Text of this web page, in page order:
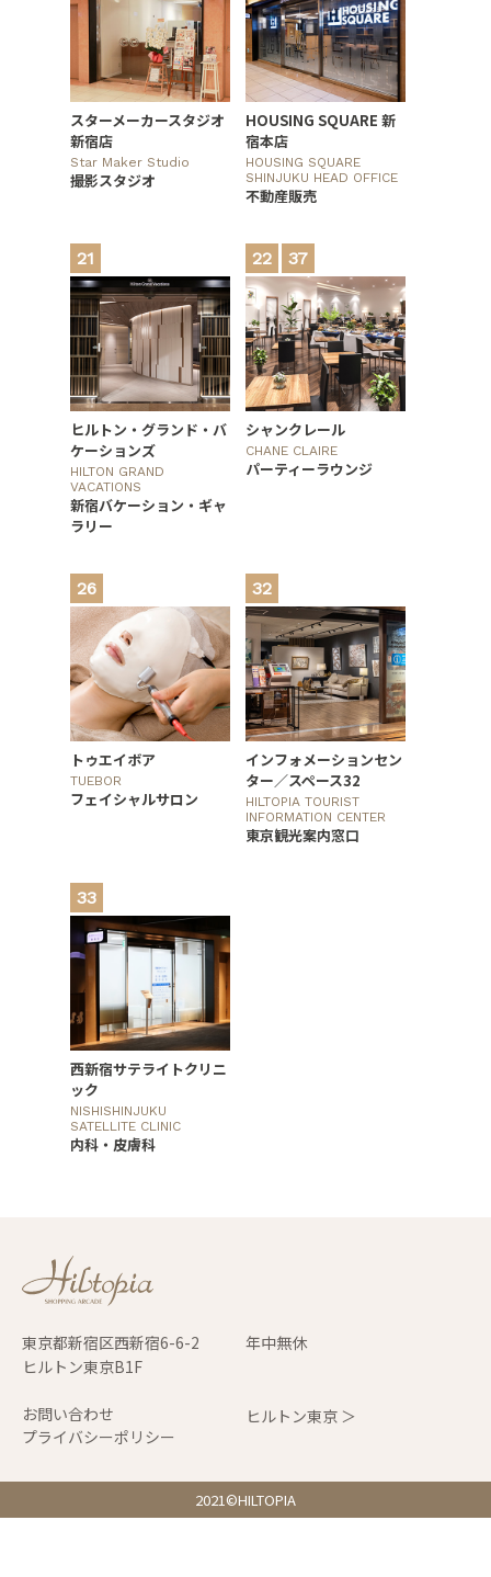
スターメーカースタジオ
新宿店
Star Maker Studio
撮影スタジオ
HOUSING SQUARE 新
宿本店
HOUSING SQUARE
SHINJUKU HEAD OFFICE
不動産販売
21
ヒルトン・グランド・バ
ケーションズ
HILTON GRAND
VACATIONS
新宿バケーション・ギャ
ラリー
22 37
シャンクレール
CHANE CLAIRE
パーティーラウンジ
26
トゥエイボア
TUEBOR
フェイシャルサロン
32
インフォメーションセン
ター／スペース32
HILTOPIA TOURIST
INFORMATION CENTER
東京観光案内窓口
33
西新宿サテライトクリニ
ック
NISHISHINJUKU
SATELLITE CLINIC
内科・皮膚科
東京都新宿区西新宿6-6-2
ヒルトン東京B1F
年中無休
お問い合わせ
プライバシーポリシー
ヒルトン東京 ＞
2021©HILTOPIA